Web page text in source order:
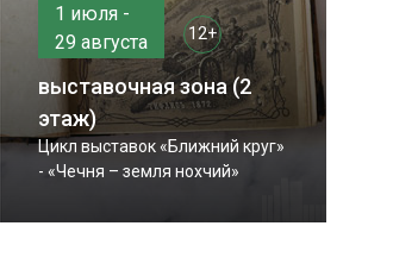
1 июля -
29 августа
12+
выставочная зона (2
этаж)
Цикл выставок «Ближний круг»
- «Чечня – земля нохчий»